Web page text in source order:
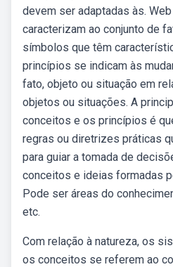
devem ser adaptadas às.
caracterizam ao conjunto de
símbolos que têm
princípios se indicam às
fato, objeto ou situação em
objetos ou situações. A
conceitos e os princípios é
regras ou diretrizes práticas
para guiar a tomada de
conceitos e ideias formadas
Pode ser áreas do
etc.
Com relação à natureza, os
os conceitos se referem ao